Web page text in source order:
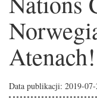
Atenach!
Data publikacji: 2019-